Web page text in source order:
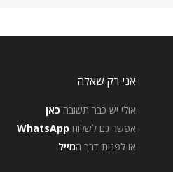
אני רק שאלה
אולי יש כבר תשובה כאן
אפשר גם לשלוח WhatsApp
או לפנות דרך המייל